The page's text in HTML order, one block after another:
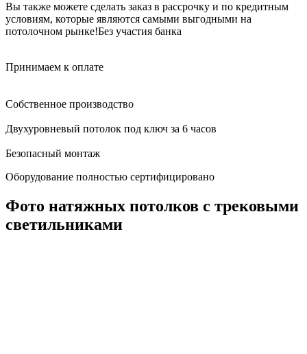
Вы также можете сделать заказ в рассрочку и по кредитным
условиям, которые являются самыми выгодными на
потолочном рынке!Без участия банка
Принимаем к оплате
Собственное производство
Двухуровневый потолок под ключ за 6 часов
Безопасный монтаж
Оборудование полностью сертифицировано
Фото натяжных потолков с трековыми
светильниками